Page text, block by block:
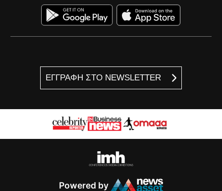
ΕΓΓΡΑΦΗ ΣΤΟ NEWSLETTER
Powered by